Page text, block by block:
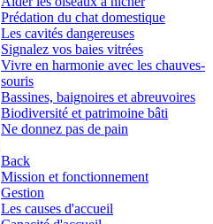
Prédation du chat domestique
Les cavités dangereuses
Signalez vos baies vitrées
Vivre en harmonie avec les chauves-
souris
Bassines, baignoires et abreuvoires
Biodiversité et patrimoine bâti
Ne donnez pas de pain
Back
Mission et fonctionnement
Gestion
Les causes d'accueil